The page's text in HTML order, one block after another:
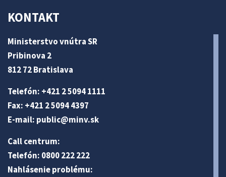
KONTAKT
Ministerstvo vnútra SR
Pribinova 2
812 72 Bratislava
Telefón: +421 2 5094 1111
Fax: +421 2 5094 4397
E-mail: public@minv.sk
Call centrum:
Telefón: 0800 222 222
Nahlásenie problému: